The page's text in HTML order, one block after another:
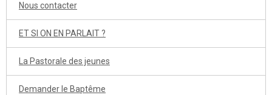
Nous contacter
ET SI ON EN PARLAIT ?
La Pastorale des jeunes
Demander le Baptême